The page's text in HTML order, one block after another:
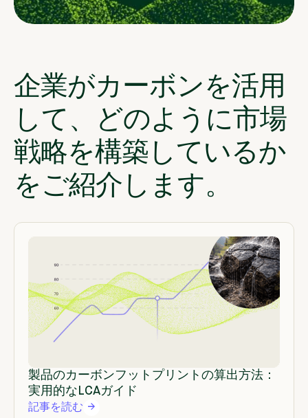
企業がカーボンを活用
して、どのように市場
戦略を構築しているか
をご紹介します。
製品のカーボンフットプリントの算出方法：
実用的なLCAガイド
記事を読む